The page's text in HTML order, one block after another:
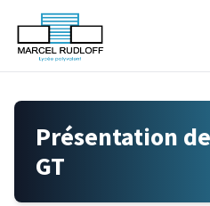
Skip to content
Présentation
GT